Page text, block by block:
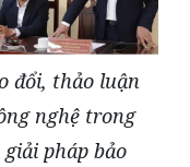
đổi, thảo luận
nghệ trong
pháp bảo